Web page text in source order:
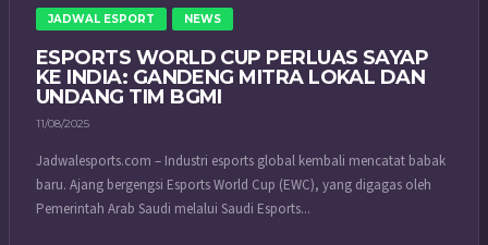
JADWAL ESPORT NEWS
ESPORTS WORLD CUP PERLUAS SAYAP
KE INDIA: GANDENG MITRA LOKAL DAN
UNDANG TIM BGMI
11/08/2025
Jadwalesports.com – Industri esports global kembali mencatat babak
baru. Ajang bergengsi Esports World Cup (EWC), yang digagas oleh
Pemerintah Arab Saudi melalui Saudi Esports...